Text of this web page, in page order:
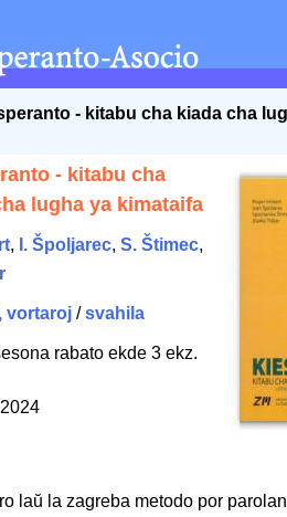
- kitabu cha kiada cha
- kitabu cha
lugha ya kimataifa
, I. Špoljarec, S. Štimec,
vortaroj /svahila
rabato ekde 3 ekz.
laŭ la zagreba metodo por